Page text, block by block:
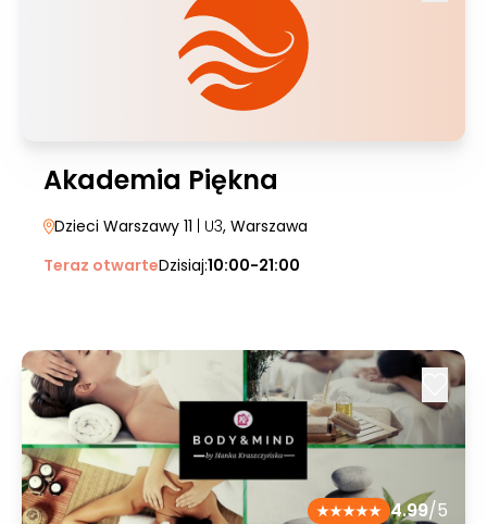
Akademia Piękna
Dzieci Warszawy 11 | U3, Warszawa
Teraz otwarteDzisiaj:10:00-21:00
4.99/5